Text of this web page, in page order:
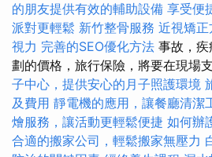
的朋友提供有效的輔助設備 享受便
派對更輕鬆 新竹整骨服務 近視矯
視力 完善的SEO優化方法 事故，
劃的價格，旅行保險，將要在現場
子中心，提供安心的月子照護環境
及費用 靜電機的應用，讓餐廳清潔
燴服務，讓活動更輕鬆便捷 如何辦
合適的搬家公司，輕鬆搬家無壓力